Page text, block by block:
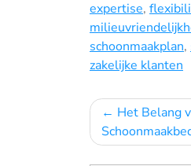
expertise,
schoonmaakplan,
zakelijke klanten
Bericht
Het Belang